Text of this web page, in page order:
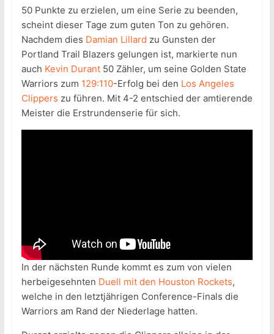
50 Punkte zu erzielen, um eine Serie zu beenden,
scheint dieser Tage zum guten Ton zu gehören.
Nachdem dies Damian Lillard zu Gunsten der
Portland Trail Blazers gelungen ist, markierte nun
auch Kevin Durant50 Zähler, um seine Golden State
Warriors zum 129:110-Erfolg bei den Los Angeles
Clippers zu führen. Mit 4-2 entschied der amtierende
Meister die Erstrundenserie für sich.
In der nächsten Runde kommt es zum von vielen
herbeigesehnten Duell mit den Houston Rockets,
welche in den letztjährigen Conference-Finals die
Warriors am Rand der Niederlage hatten.